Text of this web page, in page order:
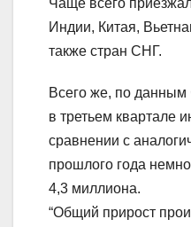
Чаще всего
Индии, Китая,
также стран СНГ.
Всего же, по
в третьем квартале
сравнении с
прошлого года
4,3 миллиона.
“Общий прирост